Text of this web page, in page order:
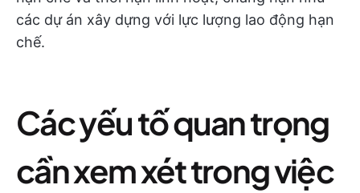
các dự án xây dựng với lực lượng lao động hạn
chế.
Các yếu tố quan trọng
cần xem xét trong việc